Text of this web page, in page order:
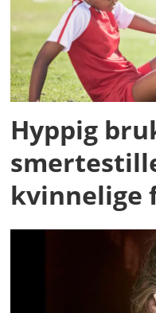
Hyppig
kvinnelige